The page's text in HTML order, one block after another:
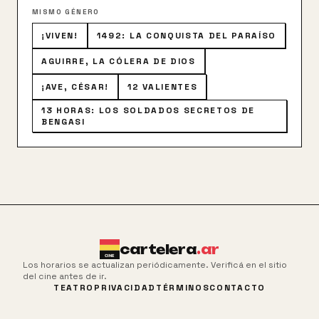
MISMO GÉNERO
¡VIVEN! 1492: LA CONQUISTA DEL PARAÍSO
AGUIRRE, LA CÓLERA DE DIOS
¡AVE, CÉSAR! 12 VALIENTES
13 HORAS: LOS SOLDADOS SECRETOS DE
BENGASI
cartelera.ar
Los horarios se actualizan periódicamente. Verificá en el sitio
del cine antes de ir.
TEATRO PRIVACIDAD TÉRMINOSCONTACTO